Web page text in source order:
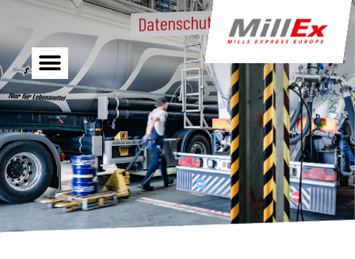
Datenschutz